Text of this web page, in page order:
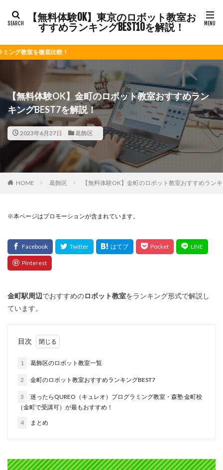
【無料体験OK】東京のロボット教室お
すすめランキングBEST10を解説！
較！
【無料体験OK】金町のロボット教室おすすめラン
キングBEST7を解説！
2023年6月27日 葛飾区
HOME 葛飾区 【無料体験OK】金町のロボット教室おすすめラン
※本ページはプロモーションが含まれています。
金町駅周辺でおすすめのロボット教室をランキング形式で解説し
ています。
目次
1 葛飾区のロボット教室一覧
2 金町のロボット教室おすすめランキングBEST7
3
迷ったらQUREO（キュレオ）プログラミング教室・森塾 金町校
（金町で受講可）が最もおすすめ！
4 まとめ